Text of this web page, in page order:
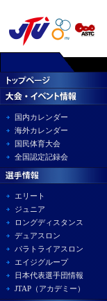
国内カレンダー
海外カレンダー
国民体育大会
全国認定記録会
エリート
ジュニア
ロングディスタンス
デュアスロン
パラトライアスロン
エイジグループ
日本代表選手団情報
JTAP（アカデミー）